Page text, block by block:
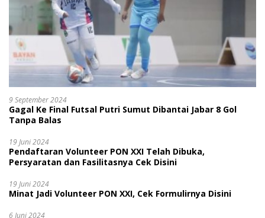
9 September 2024
Gagal Ke Final Futsal Putri Sumut Dibantai Jabar 8 Gol
Tanpa Balas
19 Juni 2024
Pendaftaran Volunteer PON XXI Telah Dibuka,
Persyaratan dan Fasilitasnya Cek Disini
19 Juni 2024
Minat Jadi Volunteer PON XXI, Cek Formulirnya Disini
6 Juni 2024